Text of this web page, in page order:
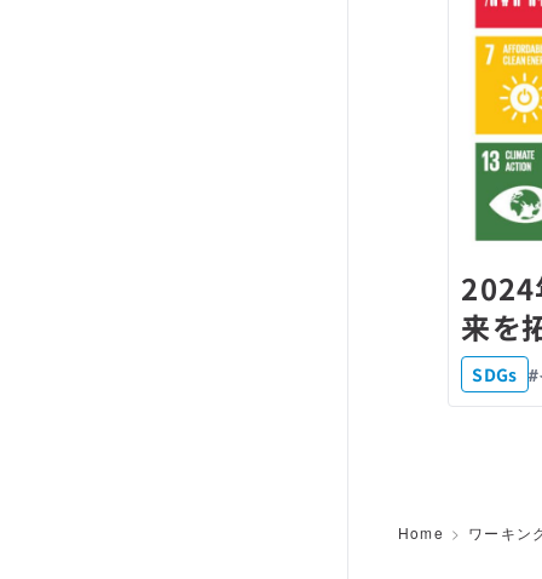
来を
SDGs
Home ワーキン